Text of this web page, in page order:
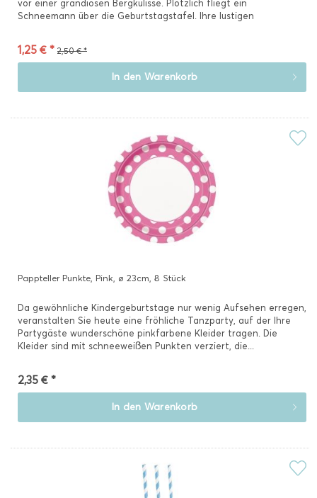
vor einer grandiosen Bergkulisse. Plötzlich fliegt ein
Schneemann über die Geburtstagstafel. Ihre lustigen
1,25 € * 2,50 € *
In den Warenkorb
Pappteller Punkte, Pink, ø 23cm, 8 Stück
Da gewöhnliche Kindergeburtstage nur wenig Aufsehen erregen,
veranstalten Sie heute eine fröhliche Tanzparty, auf der Ihre
Partygäste wunderschöne pinkfarbene Kleider tragen. Die
Kleider sind mit schneeweißen Punkten verziert, die...
2,35 € *
In den Warenkorb